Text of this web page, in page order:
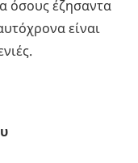
όσους έζησαντα
είναι